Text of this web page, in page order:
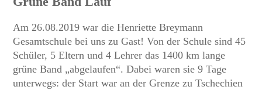
Am 26.08.2019 war die Henriette Breymann
Gesamtschule bei uns zu Gast! Von der Schule sind 45
Schüler, 5 Eltern und 4 Lehrer das 1400 km lange
grüne Band „abgelaufen“. Dabei waren sie 9 Tage
unterwegs: der Start war an der Grenze zu Tschechien